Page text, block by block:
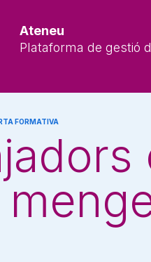
Ateneu
Plataforma de gestió
FORMATIVA